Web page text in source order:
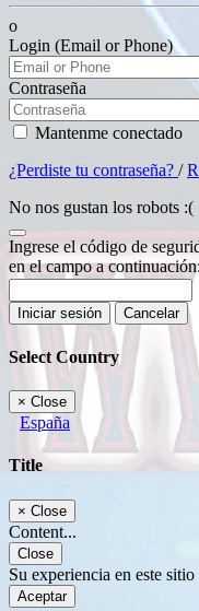
o
Login (Email or Phone)
Contraseña
Mantenme conectado
¿Perdiste tu contraseña? /
No nos gustan los robots :(
Ingrese el código de
en el campo a
Iniciar sesión Cancelar
Select Country
× Close
España
Title
× Close
Content...
Close
Su experiencia en este
Aceptar